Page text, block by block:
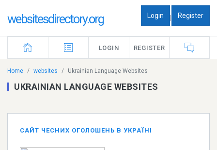
websitesdirectory.org Login | Register
LOGIN REGISTER
Home websites Ukrainian Language Websites
UKRAINIAN LANGUAGE WEBSITES
САЙТ ЧЕСНИХ ОГОЛОШЕНЬ В УКРАЇНІ